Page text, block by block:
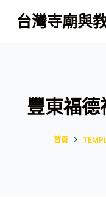
跳
至
台灣寺廟與
豐東福
首頁